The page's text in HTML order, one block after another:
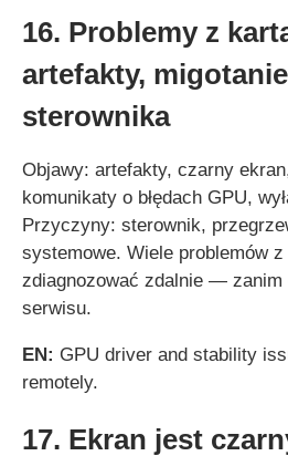
16. Problemy z
artefakty,
sterownika
Objawy: artefakty, czarny
komunikaty o błędach GPU,
Przyczyny: sterownik,
systemowe. Wiele problemów
zdiagnozować zdalnie — zanim
serwisu.
EN: GPU driver and stability
remotely.
17. Ekran jest